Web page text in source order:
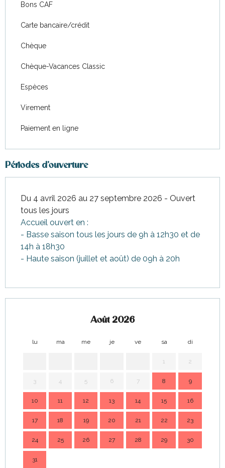
Bons CAF
Carte bancaire/crédit
Chèque
Chèque-Vacances Classic
Espèces
Virement
Paiement en ligne
Périodes d'ouverture
Du 4 avril 2026 au 27 septembre 2026 - Ouvert
tous les jours
Accueil ouvert en :
- Basse saison tous les jours de 9h à 12h30 et de
14h à 18h30
- Haute saison (juillet et août) de 09h à 20h
Août 2026
lu ma me je ve sa di
1 2
3 4 5 6 7 8 9
10 11 12 13 14 15 16
17 18 19 20 21 22 23
24 25 26 27 28 29 30
31